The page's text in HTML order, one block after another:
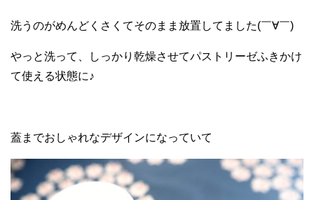
洗うのがめんどくさくてそのまま放置してました(￣∀￣)
やっと洗って、しっかり乾燥させてパストリーゼふきかけ
て使える状態に♪
蓋までおしゃれなデザインになっていて